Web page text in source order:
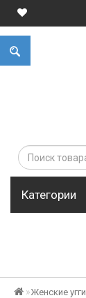
Категории
Женские угги